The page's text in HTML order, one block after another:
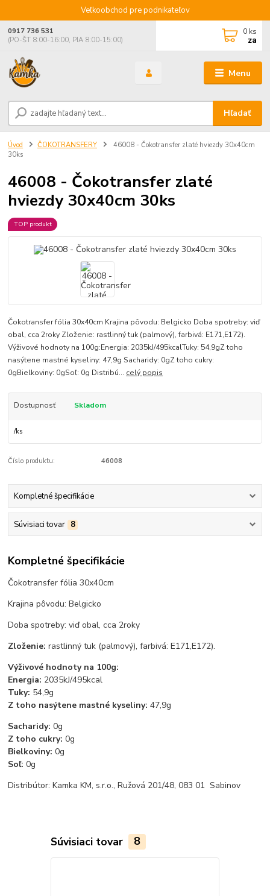
Veľkoobchod pre podnikateľov
Menu
Hľadať
0917 736 531
(PO-ŠT 8:00-16:00, PIA 8:00-15:00)
0 ks
za
Úvod ČOKOTRANSFERY
46008 - Čokotransfer zlaté hviezdy 30x40cm
30ks
46008 - Čokotransfer zlaté
hviezdy 30x40cm 30ks
TOP produkt
Čokotransfer fólia 30x40cm Krajina pôvodu: Belgicko Doba spotreby: viď
obal, cca 2roky Zloženie: rastlinný tuk (palmový), farbivá: E171,E172).
Výživové hodnoty na 100g:Energia: 2035kJ/495kcalTuky: 54,9gZ toho
nasýtene mastné kyseliny: 47,9g Sacharidy: 0gZ toho cukry:
0gBielkoviny: 0gSoľ: 0g Distribú... celý popis
Dostupnosť Skladom
/ks
Číslo produktu: 46008
Kompletné špecifikácie
Súvisiaci tovar 8
Kompletné špecifikácie
Čokotransfer fólia 30x40cm
Krajina pôvodu: Belgicko
Doba spotreby: viď obal, cca 2roky
Zloženie:rastlinný tuk (palmový), farbivá: E171,E172).
Výživové hodnoty na 100g:
Energia: 2035kJ/495kcal
Tuky: 54,9g
Z toho nasýtene mastné kyseliny: 47,9g
Sacharidy: 0g
Z toho cukry: 0g
Bielkoviny: 0g
Soľ: 0g
Distribútor: Kamka KM, s.r.o., Ružová 201/48, 083 01 Sabinov
Súvisiaci tovar 8